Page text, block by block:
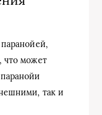
что может
так и